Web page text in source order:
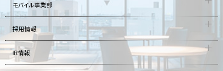
モバイル事業部
採用情報
IR情報